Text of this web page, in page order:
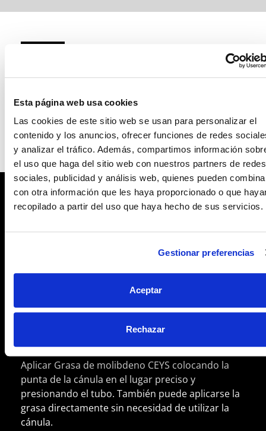
Esta página web usa cookies
Las cookies de este sitio web se usan para personalizar el
contenido y los anuncios, ofrecer funciones de redes
y analizar el tráfico. Además, compartimos información
el uso que haga del sitio web con nuestros partners de redes
sociales, publicidad y análisis web, quienes pueden
con otra información que les haya proporcionado o que
recopilado a partir del uso que haya hecho de sus servicios.
Gestionar preferencias
Aceptar
Rechazar
Todos los materiales
Desenroscar el tapón y perforar con él la boca del
tubo.
Enroscar la cánula en el tubo y cortarla al
diámetro deseado (en diagonal) para obtener una
salida de grasa uniforme y poder aplicarla con
Aplicar Grasa de molibdeno CEYS colocando la
punta de la cánula en el lugar preciso y
presionando el tubo. También puede aplicarse la
grasa directamente sin necesidad de utilizar la
cánula.